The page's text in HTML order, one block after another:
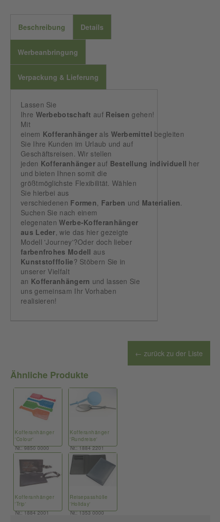
Beschreibung Details
Werbeanbringung
Verpackung & Lieferung
Lassen Sie
Ihre Werbebotschaft auf Reisen gehen!
Mit
einem Kofferanhänger als Werbemittel begleiten
Sie Ihre Kunden im Urlaub und auf
Geschäftsreisen. Wir stellen
jeden Kofferanhänger auf Bestellung individuell her
und bieten Ihnen somit die
größtmöglichste Flexibilität. Wählen
Sie hierbei aus
verschiedenen Formen, Farben und Materialien.
Suchen Sie nach einem
elegenatenWerbe-Kofferanhänger
aus Leder, wie das hier gezeigte
Modell 'Journey'?Oder doch lieber
farbenfrohes Modell aus
Kunststofffolie? Stöbern Sie in
unserer Vielfalt
an Kofferanhängern und lassen Sie
uns gemeinsam Ihr Vorhaben
realisieren!
← zurück zu der Liste
Ähnliche Produkte
Kofferanhänger
'Colour'
Nr.: 9850 0000
Kofferanhänger
'Rundreise'
Nr.: 1884 2201
Kofferanhänger
'Trip'
Nr.: 1884 2001
Reisepasshülle
'Holiday'
Nr.: 1353 0000